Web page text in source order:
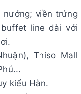
viền trứng
line dài với
Thiso Mall
kiểu Hàn.